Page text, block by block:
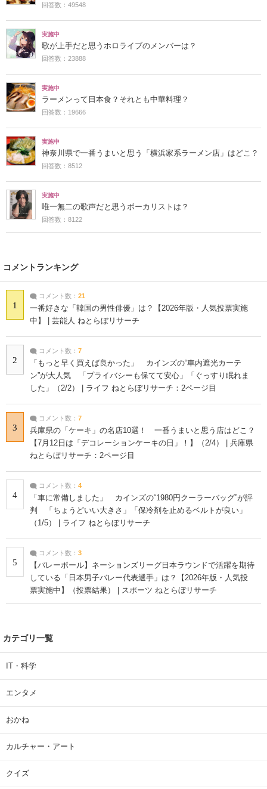
回答数：49548
実施中
歌が上手だと思うホロライブのメンバーは？
回答数：23888
実施中
ラーメンって日本食？それとも中華料理？
回答数：19666
実施中
神奈川県で一番うまいと思う「横浜家系ラーメン店」はどこ？
回答数：8512
実施中
唯一無二の歌声だと思うボーカリストは？
回答数：8122
コメントランキング
1
コメント数： 21
一番好きな「韓国の男性俳優」は？【2026年版・人気投票実施
中】 | 芸能人 ねとらぼリサーチ
2
コメント数： 7
「もっと早く買えば良かった」 カインズの“車内遮光カーテ
ン”が大人気 「プライバシーも保てて安心」「ぐっすり眠れま
した」（2/2） | ライフ ねとらぼリサーチ：2ページ目
3
コメント数： 7
兵庫県の「ケーキ」の名店10選！ 一番うまいと思う店はどこ？
【7月12日は「デコレーションケーキの日」！】（2/4） | 兵庫県
ねとらぼリサーチ：2ページ目
4
コメント数： 4
「車に常備しました」 カインズの“1980円クーラーバッグ”が評
判 「ちょうどいい大きさ」「保冷剤を止めるベルトが良い」
（1/5） | ライフ ねとらぼリサーチ
5
コメント数： 3
【バレーボール】ネーションズリーグ日本ラウンドで活躍を期待
している「日本男子バレー代表選手」は？【2026年版・人気投
票実施中】（投票結果） | スポーツ ねとらぼリサーチ
カテゴリ一覧
IT・科学
エンタメ
おかね
カルチャー・アート
クイズ